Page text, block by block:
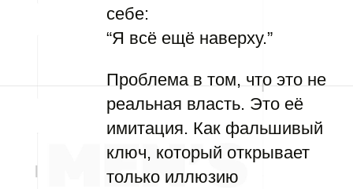
себе:
“Я всё ещё наверху.”
Проблема в том, что это не
реальная власть. Это её
имитация. Как фальшивый
ключ, который открывает
только иллюзию